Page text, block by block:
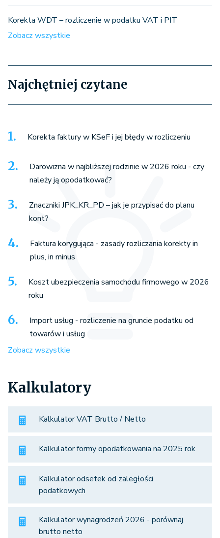
Korekta WDT – rozliczenie w podatku VAT i PIT
Zobacz wszystkie
Najchętniej czytane
Korekta faktury w KSeF i jej błędy w rozliczeniu
Darowizna w najbliższej rodzinie w 2026 roku - czy
należy ją opodatkować?
Znaczniki JPK_KR_PD – jak je przypisać do planu
kont?
Faktura korygująca - zasady rozliczania korekty in
plus, in minus
Koszt ubezpieczenia samochodu firmowego w 2026
roku
Import usług - rozliczenie na gruncie podatku od
towarów i usług
Zobacz wszystkie
Kalkulatory
Kalkulator VAT Brutto / Netto
Kalkulator formy opodatkowania na 2025 rok
Kalkulator odsetek od zaległości
podatkowych
Kalkulator wynagrodzeń 2026 - porównaj
brutto netto